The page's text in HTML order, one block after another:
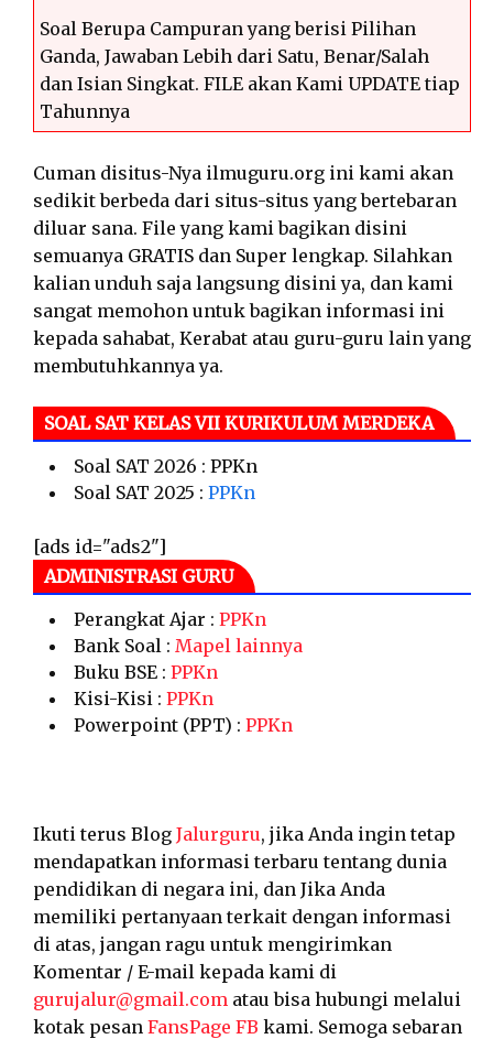
Soal Berupa Campuran yang berisi Pilihan
Ganda, Jawaban Lebih dari Satu, Benar/Salah
dan Isian Singkat. FILE akan Kami UPDATE tiap
Tahunnya
Cuman disitus-Nya ilmuguru.org ini kami akan
sedikit berbeda dari situs-situs yang bertebaran
diluar sana. File yang kami bagikan disini
semuanya GRATIS dan Super lengkap. Silahkan
kalian unduh saja langsung disini ya, dan kami
sangat memohon untuk bagikan informasi ini
kepada sahabat, Kerabat atau guru-guru lain yang
membutuhkannya ya.
SOAL SAT KELAS VII KURIKULUM MERDEKA
Soal SAT 2026 : PPKn
Soal SAT 2025 : PPKn
[ads id="ads2"]
ADMINISTRASI GURU
Perangkat Ajar : PPKn
Bank Soal : Mapel lainnya
Buku BSE : PPKn
Kisi-Kisi : PPKn
Powerpoint (PPT) : PPKn
Ikuti terus Blog Jalurguru, jika Anda ingin tetap
mendapatkan informasi terbaru tentang dunia
pendidikan di negara ini, dan Jika Anda
memiliki pertanyaan terkait dengan informasi
di atas, jangan ragu untuk mengirimkan
Komentar / E-mail kepada kami di
gurujalur@gmail.com atau bisa hubungi melalui
kotak pesan FansPage FB kami. Semoga sebaran